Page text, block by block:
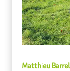
Matthieu Barrel